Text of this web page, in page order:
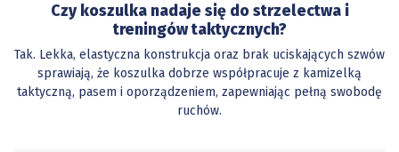
Czy koszulka nadaje się do strzelectwa i
treningów taktycznych?
Tak. Lekka, elastyczna konstrukcja oraz brak uciskających szwów
sprawiają, że koszulka dobrze współpracuje z kamizelką
taktyczną, pasem i oporządzeniem, zapewniając pełną swobodę
ruchów.